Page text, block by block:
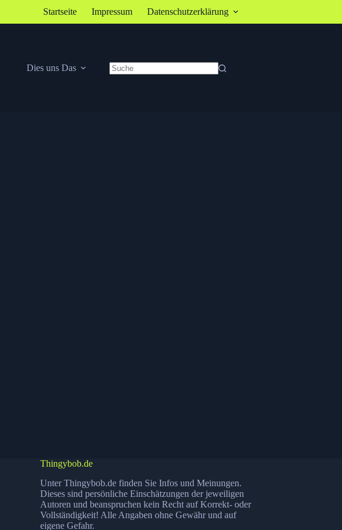
Startseite Impressum Datenschutzerklärung
Dies uns Das
Thingybob.de
Unter Thingybob.de finden Sie Infos und Meinungen.
Dieses sind persönliche Einschätzungen der jeweiligen
Autoren und beanspruchen kein Recht auf Korrekt- oder
Vollständigkeit! Alle Angaben ohne Gewähr und auf
eigene Gefahr.